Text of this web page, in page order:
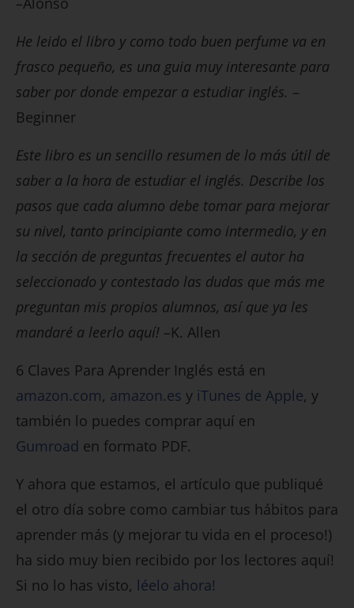
He leido el libro y como todo buen perfume va en
frasco pequeño, es una guia muy interesante para
saber por donde empezar a estudiar inglés. –
Beginner
Este libro es un sencillo resumen de lo más útil de
saber a la hora de estudiar el inglés. Describe los
pasos que cada alumno debe tomar para mejorar
su nivel, tanto principiante como intermedio, y en
la sección de preguntas frecuentes el autor ha
seleccionado y contestado las dudas que más me
preguntan mis propios alumnos, así que ya les
mandaré a leerlo aquí! –K. Allen
6 Claves Para Aprender Inglés está en
amazon.com, amazon.es y iTunes de Apple, y
también lo puedes comprar aquí en
Gumroad en formato PDF.
Y ahora que estamos, el artículo que publiqué
el otro día sobre como cambiar tus hábitos para
aprender más (y mejorar tu vida en el proceso!)
ha sido muy bien recibido por los lectores aquí!
Si no lo has visto, léelo ahora!